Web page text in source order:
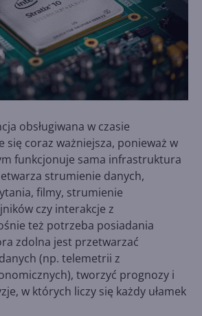
obsługiwana w czasie
się coraz ważniejsza, ponieważ w
funkcjonuje sama infrastruktura
strumienie danych,
filmy, strumienie
czy interakcje z
też potrzeba posiadania
zdolna jest przetwarzać
(np. telemetrii z
tworzyć prognozy i
w których liczy się każdy ułamek